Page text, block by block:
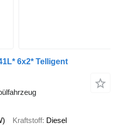
6x2* Telligent
Kraftstoff Diesel